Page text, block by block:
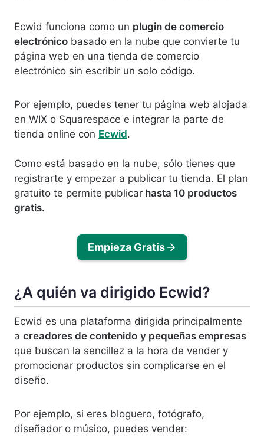
Ecwid funciona como un plugin de comercio
electrónico basado en la nube que convierte tu
página web en una tienda de comercio
electrónico sin escribir un solo código.
Por ejemplo, puedes tener tu página web alojada
en WIX o Squarespace e integrar la parte de
tienda online con Ecwid.
Como está basado en la nube, sólo tienes que
registrarte y empezar a publicar tu tienda. El plan
gratuito te permite publicar hasta 10 productos
gratis.
Empieza Gratis
¿A quién va dirigido Ecwid?
Ecwid es una plataforma dirigida principalmente
a creadores de contenido y pequeñas empresas
que buscan la sencillez a la hora de vender y
promocionar productos sin complicarse en el
diseño.
Por ejemplo, si eres bloguero, fotógrafo,
diseñador o músico, puedes vender: